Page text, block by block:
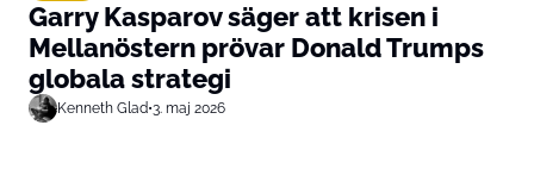
Garry Kasparov säger att krisen i
Mellanöstern prövar Donald Trumps
globala strategi
Kenneth Glad•3. maj 2026